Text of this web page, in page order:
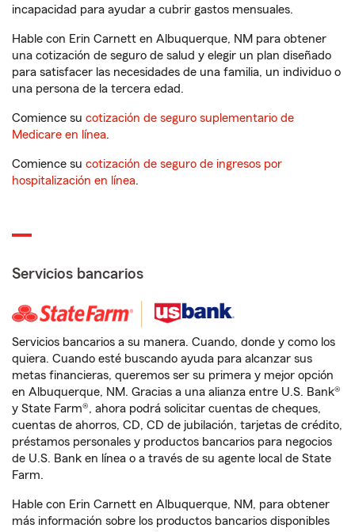
incapacidad para ayudar a cubrir gastos mensuales.
Hable con Erin Carnett en Albuquerque, NM para obtener
una cotización de seguro de salud y elegir un plan diseñado
para satisfacer las necesidades de una familia, un individuo o
una persona de la tercera edad.
Comience su cotización de seguro suplementario de
Medicare en línea.
Comience su cotización de seguro de ingresos por
hospitalización en línea.
Servicios bancarios
Servicios bancarios a su manera. Cuando, donde y como los
quiera. Cuando esté buscando ayuda para alcanzar sus
metas financieras, queremos ser su primera y mejor opción
en Albuquerque, NM. Gracias a una alianza entre U.S. Bank®
y State Farm®, ahora podrá solicitar cuentas de cheques,
cuentas de ahorros, CD, CD de jubilación, tarjetas de crédito,
préstamos personales y productos bancarios para negocios
de U.S. Bank en línea o a través de su agente local de State
Farm.
Hable con Erin Carnett en Albuquerque, NM, para obtener
más información sobre los productos bancarios disponibles